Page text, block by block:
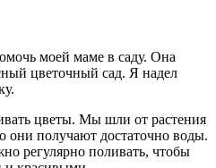
моей маме в саду. Она
цветочный сад. Я надел
цветы. Мы шли от растения
они получают достаточно воды.
регулярно поливать, чтобы